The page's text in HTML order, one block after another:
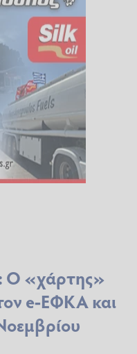
Ο «χάρτης»
e-ΕΦΚΑ και